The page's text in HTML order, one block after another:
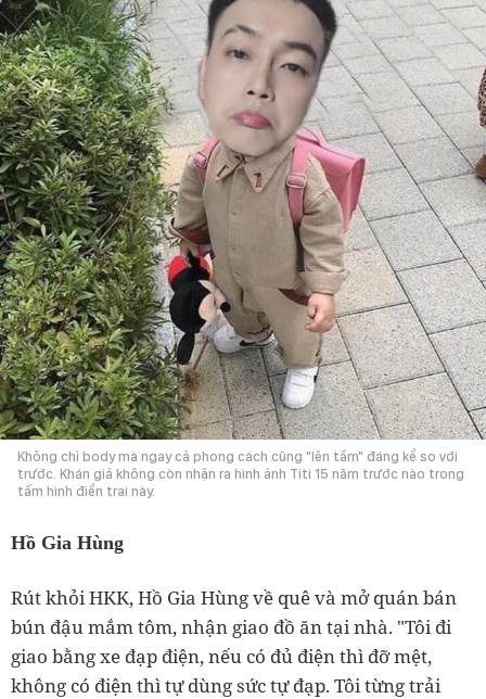
Không chỉ body mà ngay cả phong cách cũng "lên tầm" đáng kể so với
trước. Khán giả không còn nhận ra hình ảnh Titi 15 năm trước nào trong
tấm hình điển trai này.
Hồ Gia Hùng
Rút khỏi HKK, Hồ Gia Hùng về quê và mở quán bán
bún đậu mắm tôm, nhận giao đồ ăn tại nhà. "Tôi đi
giao bằng xe đạp điện, nếu có đủ điện thì đỡ mệt,
không có điện thì tự dùng sức tự đạp. Tôi từng trải